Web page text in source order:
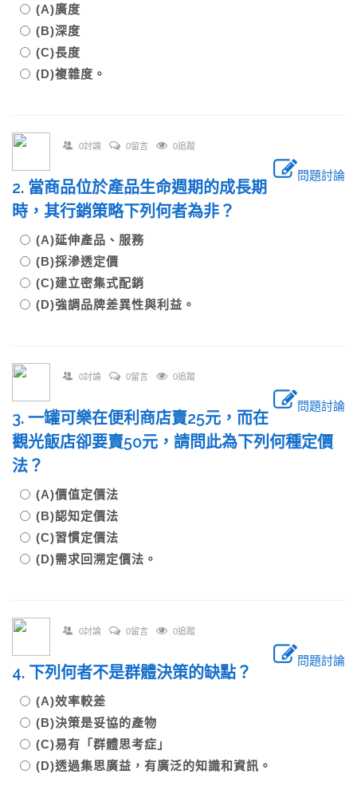
(A)廣度
(B)深度
(C)長度
(D)複雜度。
0討論 0留言 0追蹤
問題討論
2. 當商品位於產品生命週期的成長期
時，其行銷策略下列何者為非？
(A)延伸產品、服務
(B)採滲透定價
(C)建立密集式配銷
(D)強調品牌差異性與利益。
0討論 0留言 0追蹤
問題討論
3. 一罐可樂在便利商店賣25元，而在
觀光飯店卻要賣50元，請問此為下列何種定價
法？
(A)價值定價法
(B)認知定價法
(C)習慣定價法
(D)需求回溯定價法。
0討論 0留言 0追蹤
問題討論
4. 下列何者不是群體決策的缺點？
(A)效率較差
(B)決策是妥協的產物
(C)易有「群體思考症」
(D)透過集思廣益，有廣泛的知識和資訊。